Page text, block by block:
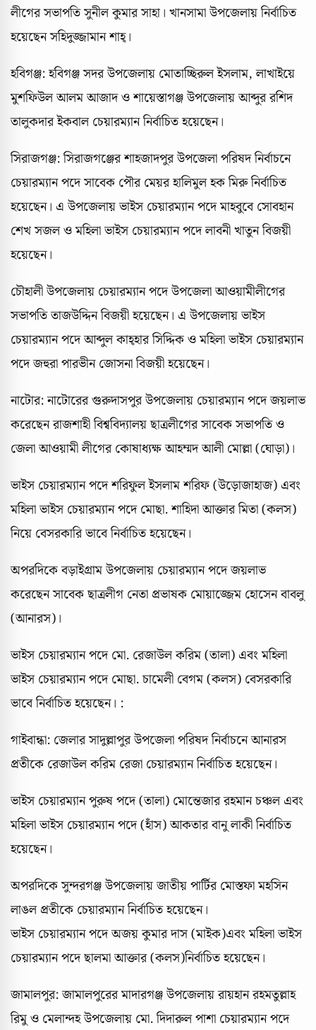
লীগের সভাপতি সুনীল কুমার সাহা। খানসামা উপজেলায় নির্বাচিত
হয়েছেন সহিদুজ্জামান শাহ্।
হবিগঞ্জ: হবিগঞ্জ সদর উপজেলায় মোতাচ্ছিরুল ইসলাম, লাখাইয়ে
মুশফিউল আলম আজাদ ও শায়েস্তাগঞ্জ উপজেলায় আব্দুর রশিদ
তালুকদার ইকবাল চেয়ারম্যান নির্বাচিত হয়েছেন।
সিরাজগঞ্জ: সিরাজগঞ্জের শাহজাদপুর উপজেলা পরিষদ নির্বাচনে
চেয়ারম্যান পদে সাবেক পৌর মেয়র হালিমুল হক মিরু নির্বাচিত
হয়েছেন। এ উপজেলায় ভাইস চেয়ারম্যান পদে মাহবুবে সোবহান
শেখ সজল ও মহিলা ভাইস চেয়ারম্যান পদে লাবনী খাতুন বিজয়ী
হয়েছেন।
চৌহালী উপজেলায় চেয়ারম্যান পদে উপজেলা আওয়ামীলীগের
সভাপতি তাজউদ্দিন বিজয়ী হয়েছেন। এ উপজেলায় ভাইস
চেয়ারম্যান পদে আব্দুল কাহ্হার সিদ্দিক ও মহিলা ভাইস চেয়ারম্যান
পদে জহুরা পারভীন জোসনা বিজয়ী হয়েছেন।
নাটোর: নাটোরের গুরুদাসপুর উপজেলায় চেয়ারম্যান পদে জয়লাভ
করেছেন রাজশাহী বিশ্ববিদ্যালয় ছাত্রলীগের সাবেক সভাপতি ও
জেলা আওয়ামী লীগের কোষাধ্যক্ষ আহম্মদ আলী মোল্লা (ঘোড়া)।
ভাইস চেয়ারম্যান পদে শরিফুল ইসলাম শরিফ (উড়োজাহাজ) এবং
মহিলা ভাইস চেয়ারম্যান পদে মোছা. শাহিদা আক্তার মিতা (কলস)
নিয়ে বেসরকারি ভাবে নির্বাচিত হয়েছেন।
অপরদিকে বড়াইগ্রাম উপজেলায় চেয়ারম্যান পদে জয়লাভ
করেছেন সাবেক ছাত্রলীগ নেতা প্রভাষক মোয়াজ্জেম হোসেন বাবলু
(আনারস)।
ভাইস চেয়ারম্যান পদে মো. রেজাউল করিম (তালা) এবং মহিলা
ভাইস চেয়ারম্যান পদে মোছা. চামেলী বেগম (কলস) বেসরকারি
ভাবে নির্বাচিত হয়েছেন। :
গাইবান্ধা: জেলার সাদুল্লাপুর উপজেলা পরিষদ নির্বাচনে আনারস
প্রতীকে রেজাউল করিম রেজা চেয়ারম্যান নির্বাচিত হয়েছেন।
ভাইস চেয়ারম্যান পুরুষ পদে (তালা) মোন্তেজার রহমান চঞ্চল এবং
মহিলা ভাইস চেয়ারম্যান পদে (হাঁস) আকতার বানু লাকী নির্বাচিত
হয়েছেন।
অপরদিকে সুন্দরগঞ্জ উপজেলায় জাতীয় পার্টির মোস্তফা মহসিন
লাঙল প্রতীকে চেয়ারম্যান নির্বাচিত হয়েছেন।
ভাইস চেয়ারম্যান পদে অজয় কুমার দাস (মাইক)এবং মহিলা ভাইস
চেয়ারম্যান পদে ছালমা আক্তার (কলস)নির্বাচিত হয়েছেন।
জামালপুর: জামালপুরের মাদারগঞ্জ উপজেলায় রায়হান রহমতুল্লাহ
রিমু ও মেলান্দহ উপজেলায় মো. দিদারুল পাশা চেয়ারম্যান পদে